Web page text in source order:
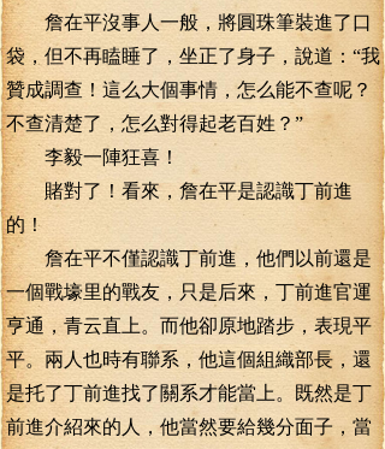
詹在平沒事人一般，將圓珠筆裝進了口
袋，但不再瞌睡了，坐正了身子，說道：“我
贊成調查！這么大個事情，怎么能不查呢？
不查清楚了，怎么對得起老百姓？”
李毅一陣狂喜！
賭對了！看來，詹在平是認識丁前進
的！
詹在平不僅認識丁前進，他們以前還是
一個戰壕里的戰友，只是后來，丁前進官運
亨通，青云直上。而他卻原地踏步，表現平
平。兩人也時有聯系，他這個組織部長，還
是托了丁前進找了關系才能當上。既然是丁
前進介紹來的人，他當然要給幾分面子，當